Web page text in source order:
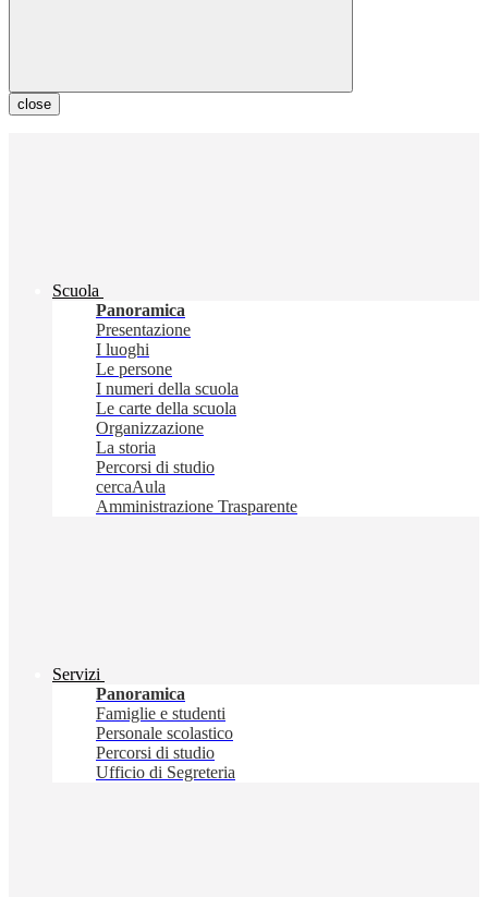
close
Scuola
Panoramica
Presentazione
I luoghi
Le persone
I numeri della scuola
Le carte della scuola
Organizzazione
La storia
Percorsi di studio
cercaAula
Amministrazione Trasparente
Servizi
Panoramica
Famiglie e studenti
Personale scolastico
Percorsi di studio
Ufficio di Segreteria